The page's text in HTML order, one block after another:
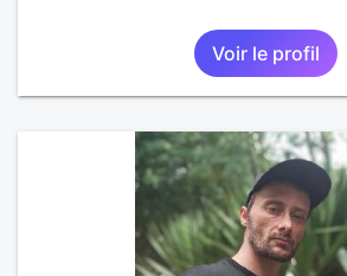
Voir le profil